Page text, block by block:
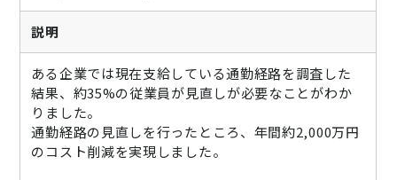
通勤費システム適合診断
お問い合わせ
説明
ある企業では現在支給している通勤経路を調査した
結果、約35%の従業員が見直しが必要なことがわか
りました。
通勤経路の見直しを行ったところ、年間約2,000万円
のコスト削減を実現しました。